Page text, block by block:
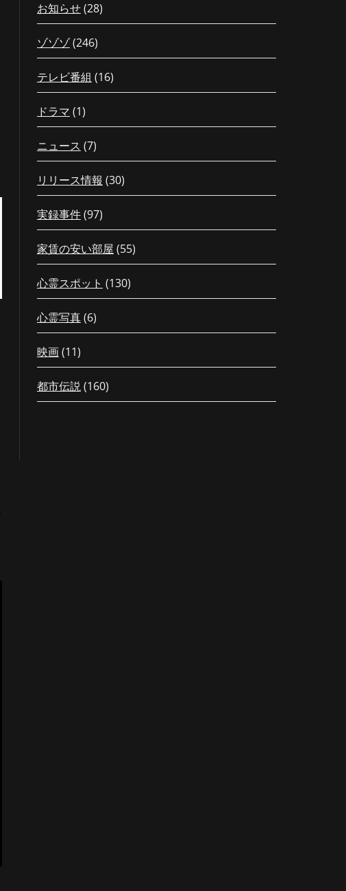
お知らせ(28)
ゾゾゾ(246)
テレビ番組 (16)
ドラマ (1)
ニュース (7)
リリース情報 (30)
実録事件(97)
家賃の安い部屋 (55)
心霊スポット (130)
心霊写真(6)
映画(11)
都市伝説(160)